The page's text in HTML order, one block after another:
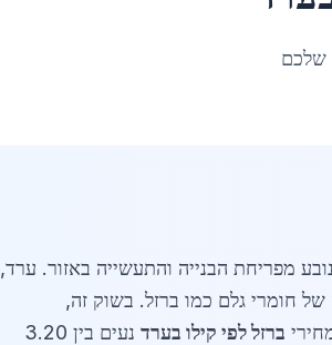
שלכם
מפריחת הבנייה והתעשייה באזור. ערד,
לרכישה ומכירה של חומרי גלם כמו ברזל. בשוק זה,
ברזל לפי קילו בערד
נעים בין 3.20